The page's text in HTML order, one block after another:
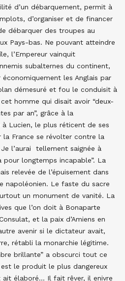
d’un débarquement, permit à
d’organiser et de financer
débarquer des troupes au
Pays-bas. Ne pouvant atteindre
l’Empereur vainquit
subalternes du continent,
les Anglais par
démesuré et fou le conduisit à
homme qui disait avoir “deux-
par an”, grâce à la
Lucien, le plus réticent de ses
la France se révolter contre la
l’aurai tellement saignée à
pour longtemps incapable”. La
relevée de l’épuisement dans
napoléonien. Le faste du sacre
un monument de vanité. La
que l’on doit à Bonaparte
et la paix d’Amiens en
avenir si le dictateur avait,
rétabli la monarchie légitime.
brillante” a obscurci tout ce
est le produit le plus dangereux
ait élaboré… Il fait rêver, il enivre